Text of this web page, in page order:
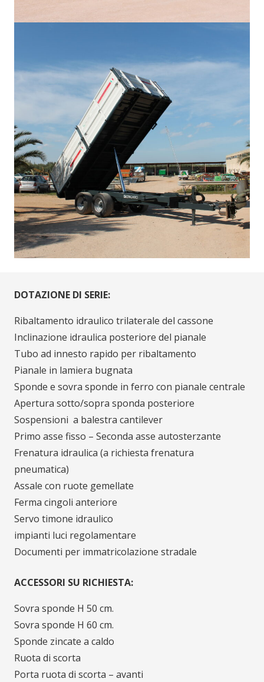
DOTAZIONE DI SERIE:
Ribaltamento idraulico trilaterale del cassone
Inclinazione idraulica posteriore del pianale
Tubo ad innesto rapido per ribaltamento
Pianale in lamiera bugnata
Sponde e sovra sponde in ferro con pianale centrale
Apertura sotto/sopra sponda posteriore
Sospensioni a balestra cantilever
Primo asse fisso – Seconda asse autosterzante
Frenatura idraulica (a richiesta frenatura
pneumatica)
Assale con ruote gemellate
Ferma cingoli anteriore
Servo timone idraulico
impianti luci regolamentare
Documenti per immatricolazione stradale
ACCESSORI SU RICHIESTA:
Sovra sponde H 50 cm.
Sovra sponde H 60 cm.
Sponde zincate a caldo
Ruota di scorta
Porta ruota di scorta – avanti